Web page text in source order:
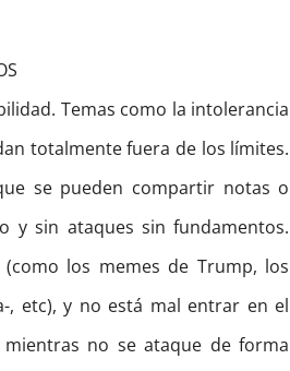
Temas como la intolerancia
totalmente fuera de los límites.
se pueden compartir notas o
y sin ataques sin fundamentos.
los memes de Trump, los
, etc), y no está mal entrar en el
no se ataque de forma